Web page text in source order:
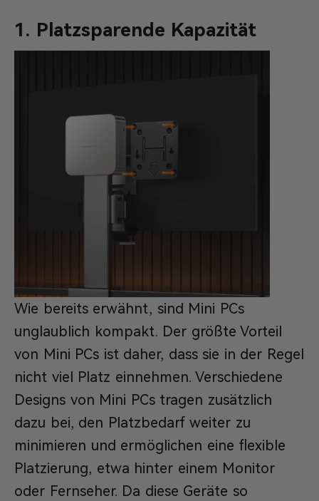
1. Platzsparende Kapazität
Wie bereits erwähnt, sind Mini PCs
unglaublich kompakt. Der größte Vorteil
von Mini PCs ist daher, dass sie in der Regel
nicht viel Platz einnehmen. Verschiedene
Designs von Mini PCs tragen zusätzlich
dazu bei, den Platzbedarf weiter zu
minimieren und ermöglichen eine flexible
Platzierung, etwa hinter einem Monitor
oder Fernseher. Da diese Geräte so